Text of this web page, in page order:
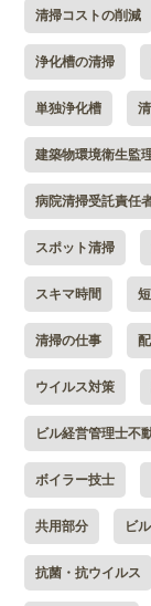
清掃コストの削減
浄化槽の清掃
単独浄化槽
建築物環境衛生監
病院清掃受託責任
スポット清掃
スキマ時間
清掃の仕事
ウイルス対策
ビル経営管理士不
ボイラー技士
共用部分 ビ
抗菌・抗ウイルス